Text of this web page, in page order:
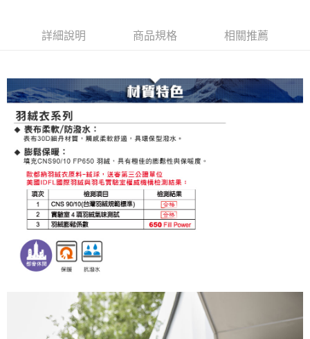
詳細說明 商品規格 相關推薦